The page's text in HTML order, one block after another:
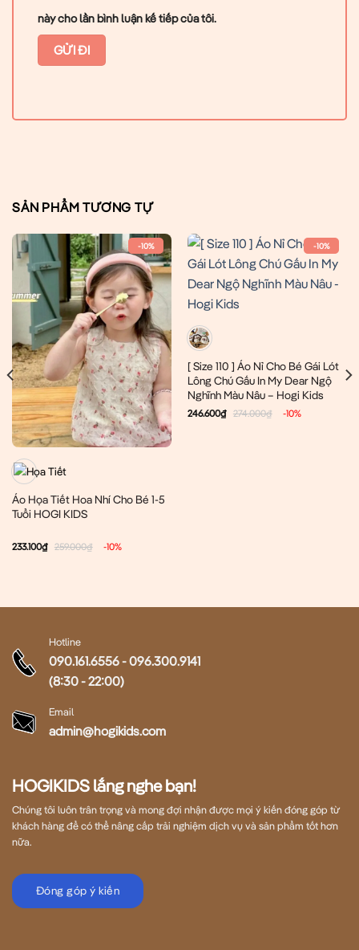
này cho lần bình luận kế tiếp của tôi.
SẢN PHẨM TƯƠNG TỰ
-10%
Áo Họa Tiết Hoa Nhí Cho Bé 1-5
Tuổi HOGI KIDS
233.100₫ 259.000₫ -10%
-10%
[ Size 110 ] Áo Nỉ Cho Bé Gái Lót
Lông Chú Gấu In My Dear Ngộ
Nghĩnh Màu Nâu – Hogi Kids
246.600₫ 274.000₫ -10%
HOGIKIDS lắng nghe bạn!
Chúng tôi luôn trân trọng và mong đợi nhận được mọi ý kiến đóng góp từ
khách hàng để có thể nâng cấp trải nghiệm dịch vụ và sản phẩm tốt hơn
nữa.
Đóng góp ý kiến
Hotline
090.161.6556-096.300.9141
(8:30 - 22:00)
Email
admin@hogikids.com